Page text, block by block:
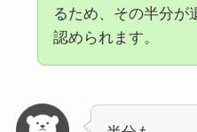
るため、その半分が
認められます。